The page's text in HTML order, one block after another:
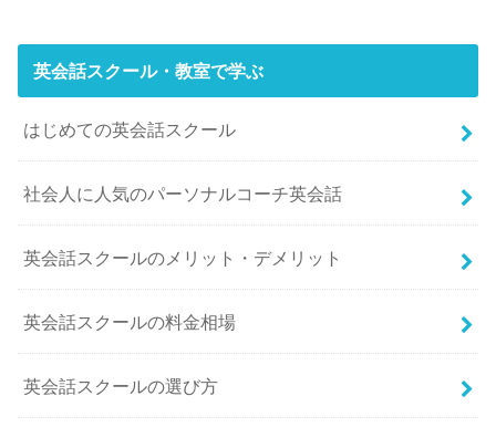
英会話スクール・教室で学ぶ
はじめての英会話スクール
社会人に人気のパーソナルコーチ英会話
英会話スクールのメリット・デメリット
英会話スクールの料金相場
英会話スクールの選び方